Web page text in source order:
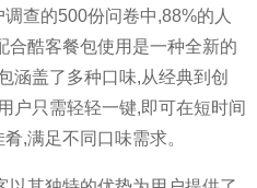
查的500份问卷中,88%的人
合酷客餐包使用是一种全新的
涵盖了多种口味,从经典到创
户只需轻轻一键,即可在短时间
,满足不同口味需求。